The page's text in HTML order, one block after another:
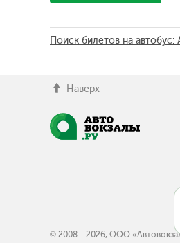
Поиск билетов на автобус:
Наверх
© 2008—2026, ООО